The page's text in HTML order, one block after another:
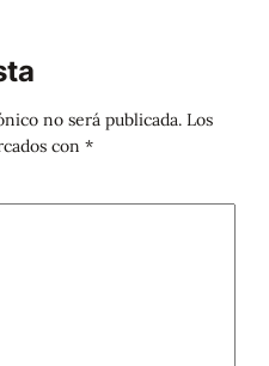
no será publicada. Los
con *